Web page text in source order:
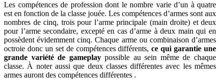
Les compétences de profession dont le nombre varie d’un à quatre
est en fonction de la classe jouée. Les compétences d’armes sont aux
nombres de cinq, trois pour l’arme principale (main droite) et deux
pour l’arme secondaire, excepté en cas d’arme à deux main qui en
possèdent évidemment cinq. Chaque arme ou combinaison d’armes
octroie donc un set de compétences différents,ce qui garantie une
grande variété de gameplaypossible au sein même de chaque
classe. À noter aussi que deux classes différentes avec les mêmes
armes auront des compétences différentes .